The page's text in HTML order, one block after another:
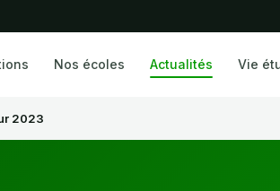
Nos écoles Actualités Vie
2023